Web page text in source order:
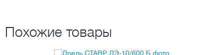
Похожие товары